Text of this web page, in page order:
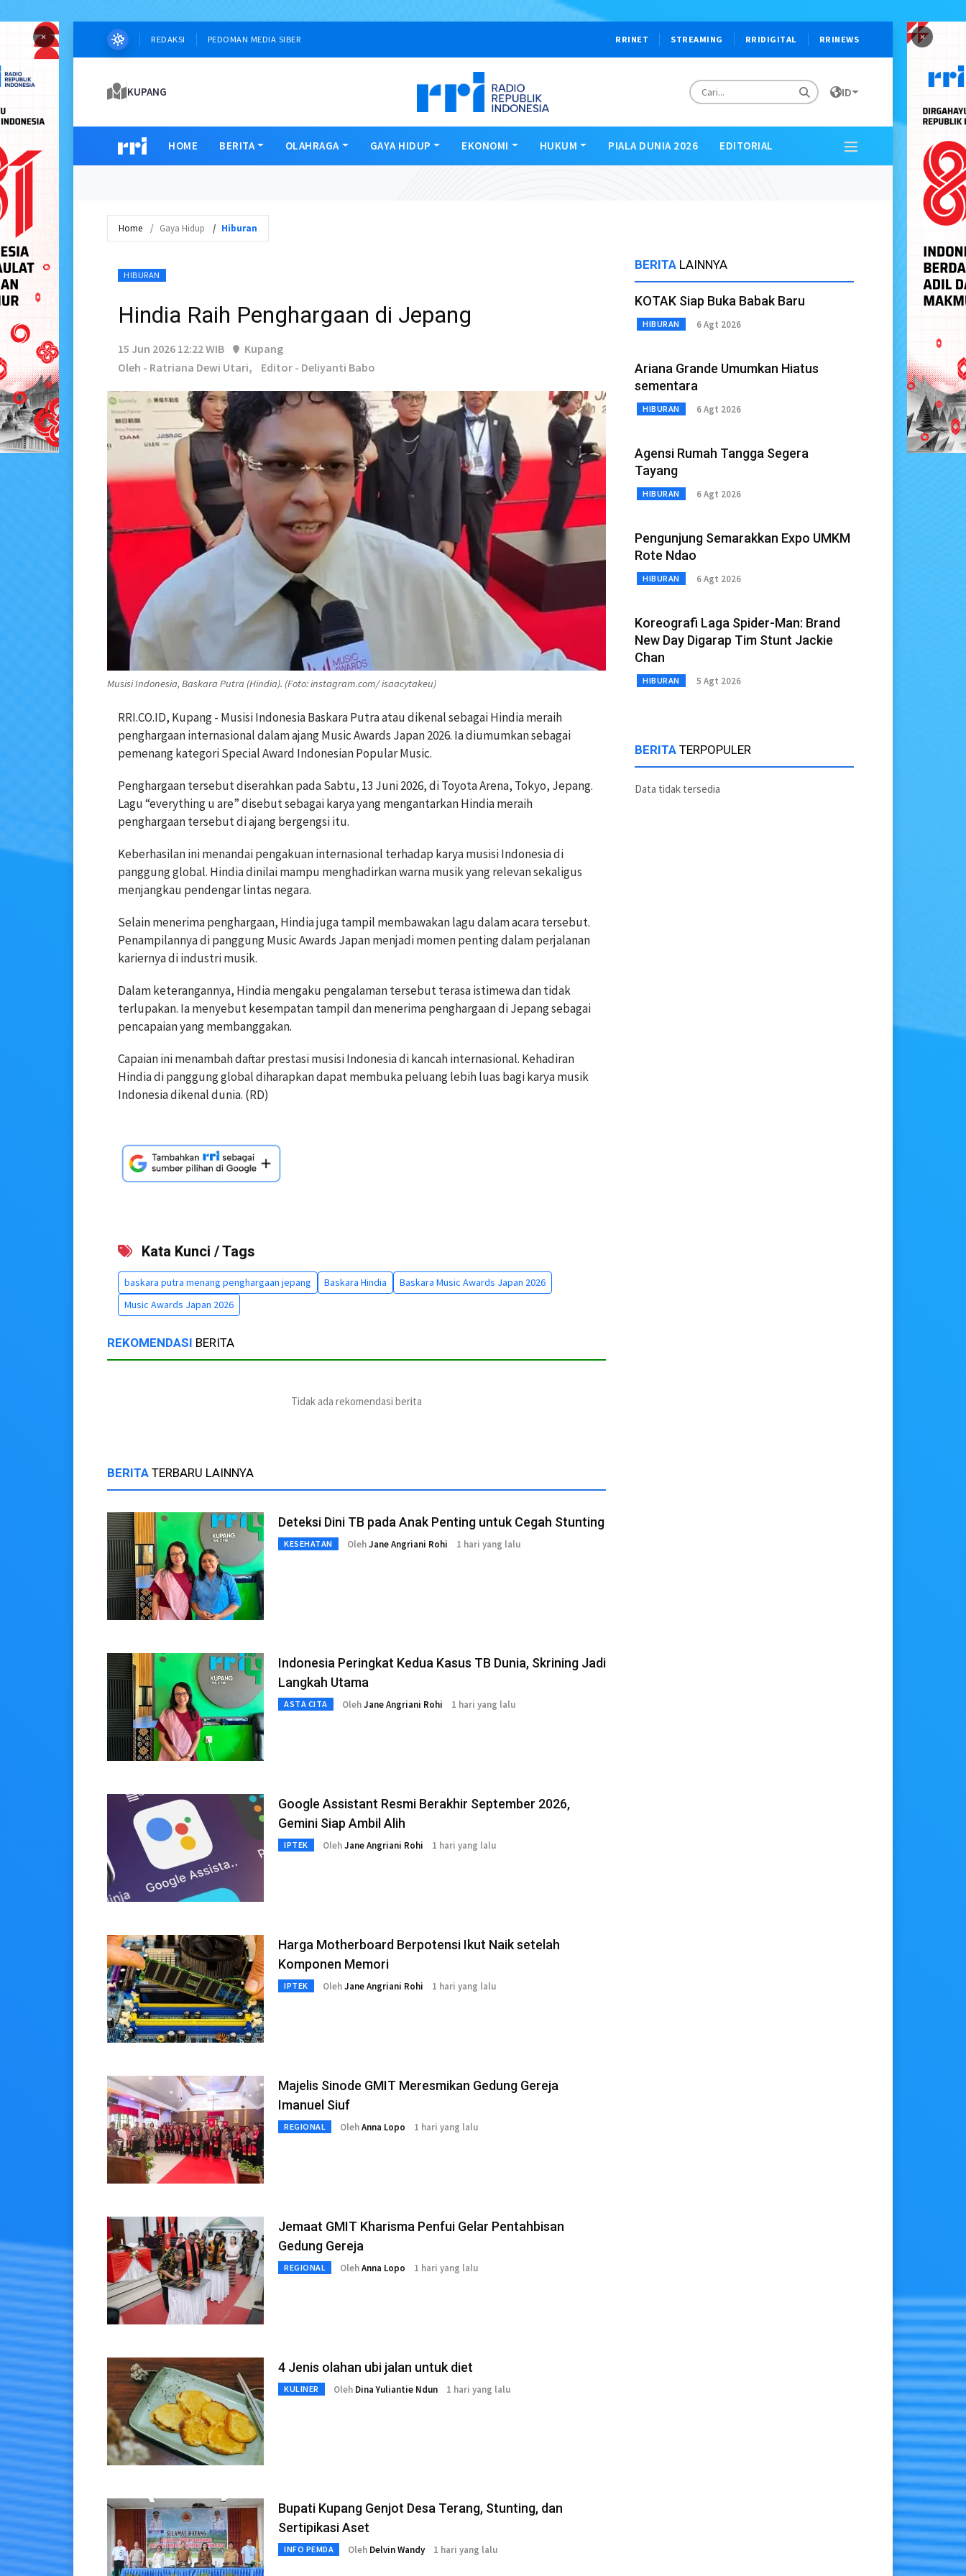
× ×
REDAKSI PEDOMAN MEDIA SIBER RRINET STREAMING RRIDIGITAL RRINEWS
KUPANG ID
HOME BERITA OLAHRAGA GAYA HIDUP EKONOMI HUKUM PIALA DUNIA 2026 EDITORIAL
Home Gaya Hidup Hiburan
HIBURAN
Hindia Raih Penghargaan di Jepang
15 Jun 2026 12:22 WIB
Kupang
Oleh - Ratriana Dewi Utari,
Editor - Deliyanti Babo
Musisi Indonesia, Baskara Putra (Hindia). (Foto: instagram.com/ isaacytakeu)
RRI.CO.ID, Kupang - Musisi Indonesia Baskara Putra atau dikenal sebagai Hindia meraih
penghargaan internasional dalam ajang Music Awards Japan 2026. Ia diumumkan sebagai
pemenang kategori Special Award Indonesian Popular Music.
Penghargaan tersebut diserahkan pada Sabtu, 13 Juni 2026, di Toyota Arena, Tokyo, Jepang.
Lagu “everything u are” disebut sebagai karya yang mengantarkan Hindia meraih
penghargaan tersebut di ajang bergengsi itu.
Keberhasilan ini menandai pengakuan internasional terhadap karya musisi Indonesia di
panggung global. Hindia dinilai mampu menghadirkan warna musik yang relevan sekaligus
menjangkau pendengar lintas negara.
Selain menerima penghargaan, Hindia juga tampil membawakan lagu dalam acara tersebut.
Penampilannya di panggung Music Awards Japan menjadi momen penting dalam perjalanan
kariernya di industri musik.
Dalam keterangannya, Hindia mengaku pengalaman tersebut terasa istimewa dan tidak
terlupakan. Ia menyebut kesempatan tampil dan menerima penghargaan di Jepang sebagai
pencapaian yang membanggakan.
Capaian ini menambah daftar prestasi musisi Indonesia di kancah internasional. Kehadiran
Hindia di panggung global diharapkan dapat membuka peluang lebih luas bagi karya musik
Indonesia dikenal dunia. (RD)
Kata Kunci / Tags
baskara putra menang penghargaan jepang Baskara Hindia
Baskara Music Awards Japan 2026
Music Awards Japan 2026
REKOMENDASI BERITA
Tidak ada rekomendasi berita
BERITA TERBARU LAINNYA
Deteksi Dini TB pada Anak Penting untuk Cegah Stunting
KESEHATAN OlehJane Angriani Rohi 1 hari yang lalu
Indonesia Peringkat Kedua Kasus TB Dunia, Skrining Jadi
Langkah Utama
ASTA CITA OlehJane Angriani Rohi 1 hari yang lalu
Google Assistant Resmi Berakhir September 2026,
Gemini Siap Ambil Alih
IPTEK OlehJane Angriani Rohi 1 hari yang lalu
Harga Motherboard Berpotensi Ikut Naik setelah
Komponen Memori
IPTEK OlehJane Angriani Rohi 1 hari yang lalu
Majelis Sinode GMIT Meresmikan Gedung Gereja
Imanuel Siuf
REGIONAL OlehAnna Lopo 1 hari yang lalu
Jemaat GMIT Kharisma Penfui Gelar Pentahbisan
Gedung Gereja
REGIONAL OlehAnna Lopo 1 hari yang lalu
4 Jenis olahan ubi jalan untuk diet
KULINER Oleh Dina Yuliantie Ndun 1 hari yang lalu
Bupati Kupang Genjot Desa Terang, Stunting, dan
Sertipikasi Aset
INFO PEMDA Oleh Delvin Wandy 1 hari yang lalu
BERITA LAINNYA
KOTAK Siap Buka Babak Baru
HIBURAN 6 Agt 2026
Ariana Grande Umumkan Hiatus
sementara
HIBURAN 6 Agt 2026
Agensi Rumah Tangga Segera
Tayang
HIBURAN 6 Agt 2026
Pengunjung Semarakkan Expo UMKM
Rote Ndao
HIBURAN 6 Agt 2026
Koreografi Laga Spider-Man: Brand
New Day Digarap Tim Stunt Jackie
Chan
HIBURAN 5 Agt 2026
BERITA TERPOPULER
Data tidak tersedia